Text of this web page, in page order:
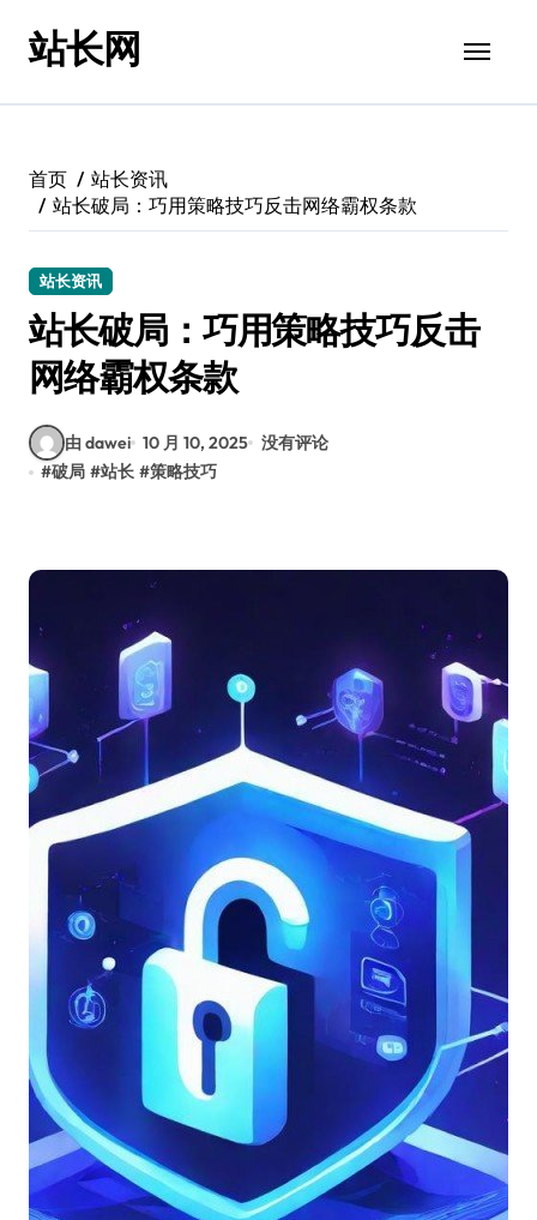
站长网
首页
站长资讯
站长破局：巧用策略技巧反击网络霸权条款
站长资讯
站长破局：巧用策略技巧反击
网络霸权条款
由 dawei 10 月 10, 2025 没有评论
#破局 #站长 #策略技巧